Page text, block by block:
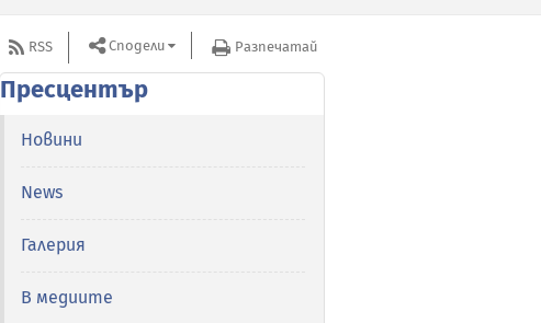
RSS Сподели Разпечатай
Пресцентър
Новини
News
Галерия
В медиите